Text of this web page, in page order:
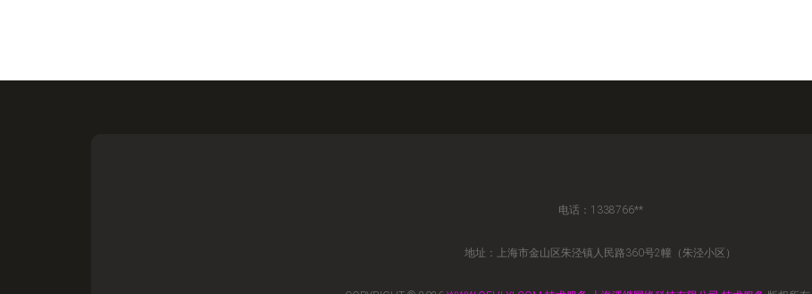
电话：1338766**
地址：上海市金山区朱泾镇人民路360号2幢（朱泾小区）